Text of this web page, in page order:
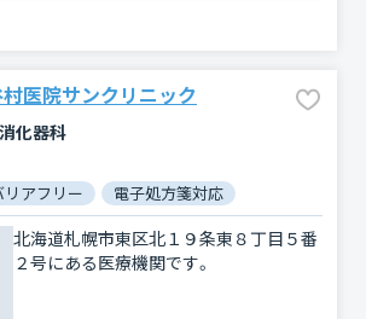
医院サンクリニック
化器科
リアフリー 電子処方箋対応
北海道札幌市東区北１９条東８丁目５番
２号にある医療機関です。